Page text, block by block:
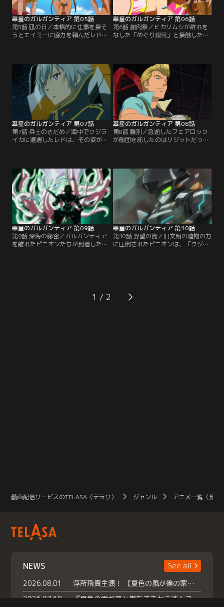
の違いをレドに説く。
とまったく異なることを…。
翠星のガルガンティア 第05話
第5話 凪の日／本格的に仕事を探そ
うとエイミーに協力を頼んだレド。
時、風がやむ「凪」の日がやってき
て、船団が修理のため停止する。修
理屋以外にとってのちょっとした息
抜きの時間。ピニオンがレドやエイ
ミーをバーベキューパーティーに誘
いにきた。
翠星のガルガンティア 第06話
第6話 謝肉祭／ヒカリムシが群れを
なした「めぐり銀河」と接触したガ
るがあえなく失敗。そんなレドをピ
ニオンが飲みに誘う。そこにベロー
ズも現れ賑やかな席になる。レドは
大漁の祭りのステージでサーヤやメ
ルティとともに踊り子として踊るエ
イミーの姿を見つける。
翠星のガルガンティア 第07話
第7話 兵士のさだめ／海中でクジラ
イカに遭遇したレドは、その姿がヒ
全体に広がり、船団の中には不安が
渦巻く。一方レドは、ヒディアーズ
の侵攻が地球にまで及んでいるので
はないかと、臨戦態勢をとる。地球
でも戦争をするのかと、エイミーに
責められてもレドの信念は…。
翠星のガルガンティア 第08話
第8話 離別／急逝したフェアロック
が船団を託したのはリジットだっ
を報告する。超光速航法が使えない
以上、同盟への復帰は不可能。葬儀
の準備が進む中、大船主フランジが
離脱を表明。リジットと船主たちの
溝はさらに深まる。
翠星のガルガンティア 第09話
第9話 深海の秘密／ガルガンティア
を離れたピニオンたちが到着したの
ろうと試みたことがあった。だがそ
こを巣とするクジライカの大群に襲
翠星のガルガンティア 第10話
第10話 野望の島／旧文明の遺物の力
に圧倒されたピニオンは、「クジラ
イカを倒し、宝を手に入れたのは自
カを殲滅したと知って動揺を隠せな
いエイミー。一方レドは、海底遺跡
1
動画配信サービスのTELASA（テラサ） ジャンル アニメ一覧（見放
NEWS
See all
2026.08.01
浮所飛貴主演！ 【夏色の風が僕の家にやってきた】 本日よりテラサで独占配信スタート！
2026.07.18
『夏色の雲が恋と嵐をまきおこす』スペシャルメイキング 【Part1】2026年７月18日（土）23時30分～配信スタート！話題のシーンの裏側を大公開！豪華キャスト大集合！ 『武宮家 真夏の家族会議』開催！